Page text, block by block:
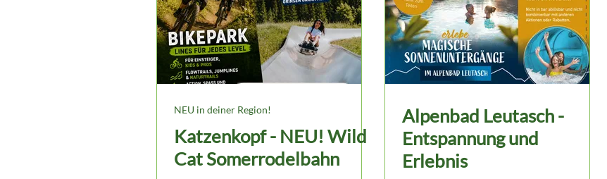
NEU in deiner Region!
Katzenkopf - NEU! Wild
Cat Somerrodelbahn
Alpenbad Leutasch -
Entspannung und
Erlebnis